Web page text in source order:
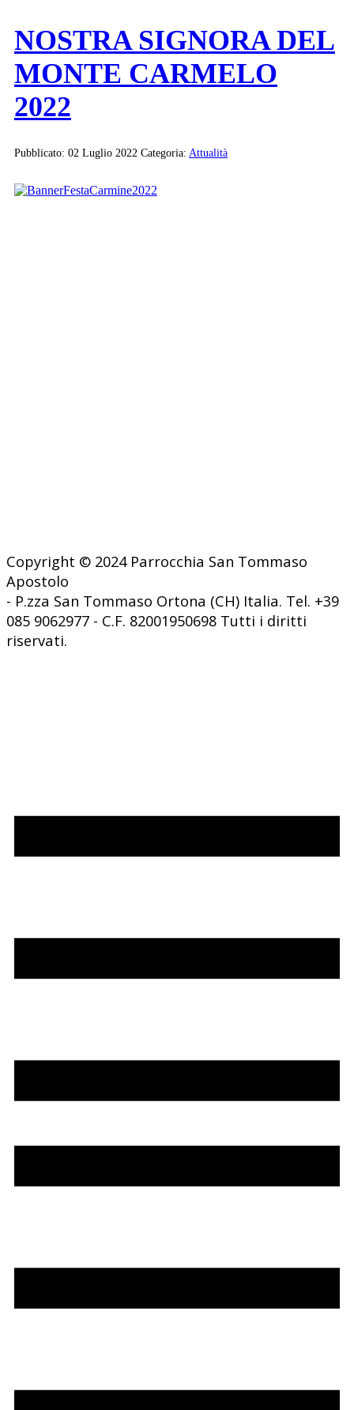
NOSTRA SIGNORA DEL
MONTE CARMELO
2022
Pubblicato: 02 Luglio 2022 Categoria: Attualità
Copyright © 2024 Parrocchia San Tommaso
Apostolo
- P.zza San Tommaso Ortona (CH) Italia. Tel. +39
085 9062977 - C.F. 82001950698 Tutti i diritti
riservati.